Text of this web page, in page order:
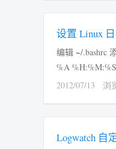
设置 Linux
编辑 ~/.bashrc
%A
2012/07/13
浏
Logwatch 自